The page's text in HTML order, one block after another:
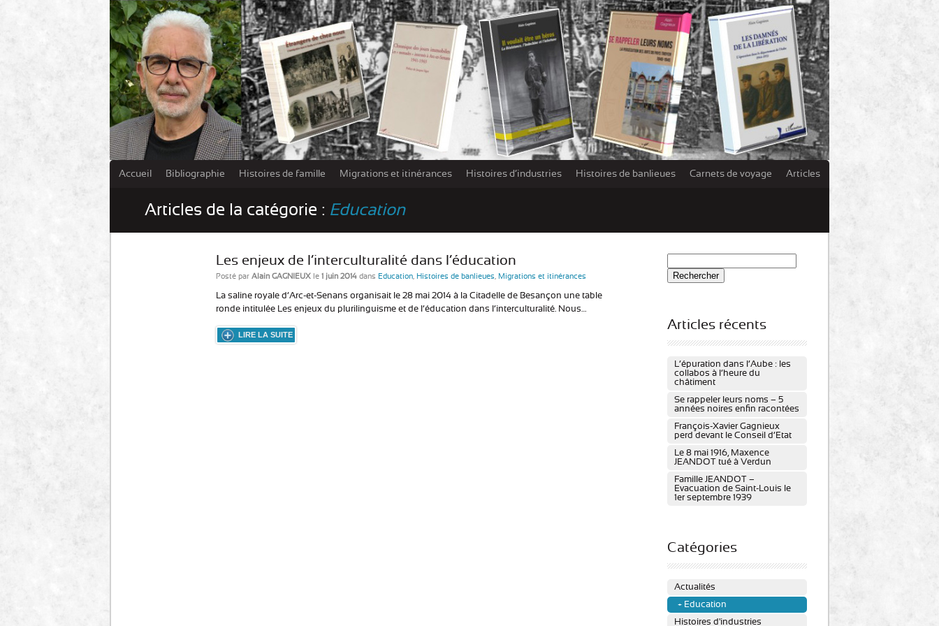
Accueil Bibliographie Histoires de famille Migrations et itinérances Histoires d’industries Histoires de banlieues Carnets de voyage Articles
Les damnés de la Libération – Extraits
Articles de la catégorie : Education
Les enjeux de l’interculturalité dans l’éducation
Posté par Alain GAGNIEUX le 1 juin 2014 dans Education, Histoires de banlieues, Migrations et itinérances
La saline royale d’Arc-et-Senans organisait le 28 mai 2014 à la Citadelle de Besançon une table
ronde intitulée Les enjeux du plurilinguisme et de l’éducation dans l’interculturalité. Nous…
LIRE LA SUITE
Articles récents
L’épuration dans l’Aube : les
collabos à l’heure du
châtiment
Se rappeler leurs noms – 5
années noires enfin racontées
François-Xavier Gagnieux
perd devant le Conseil d’Etat
Le 8 mai 1916, Maxence
JEANDOT tué à Verdun
Famille JEANDOT –
Evacuation de Saint-Louis le
1er septembre 1939
Catégories
Actualités
Education
Histoires d'industries